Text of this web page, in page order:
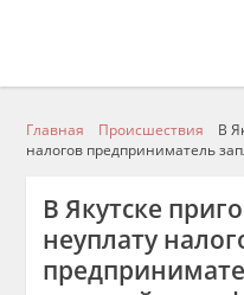
Главная Происшествия
В
налогов предприниматель
В Якутске
неуплату